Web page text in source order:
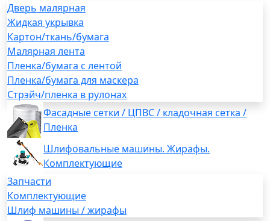
Дверь малярная
Жидкая укрывка
Картон/ткань/бумага
Малярная лента
Пленка/бумага с лентой
Пленка/бумага для маскера
Стрэйч/пленка в рулонах
Фасадные сетки / ЦПВС / кладочная сетка /
Пленка
Шлифовальные машины. Жирафы.
Комплектующие
Запчасти
Комплектующие
Шлиф машины / жирафы